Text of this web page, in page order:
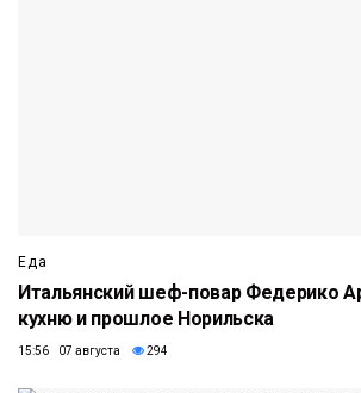
Еда
Итальянский шеф-повар Федерико
кухню и прошлое Норильска
15:56 07 августа 294